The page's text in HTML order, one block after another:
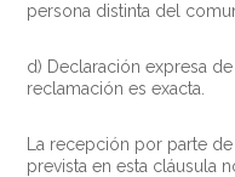
persona distinta del
d) Declaración expresa
reclamación es exacta.
La recepción por parte
prevista en esta cláusula